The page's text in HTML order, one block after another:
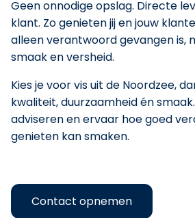
Geen onnodige opslag. Directe
klant. Zo genieten jij en jouw
alleen verantwoord gevangen is,
smaak en versheid.
Kies je voor vis uit de Noordzee,
kwaliteit, duurzaamheid én
adviseren en ervaar hoe goed
genieten kan smaken.
Contact opnemen